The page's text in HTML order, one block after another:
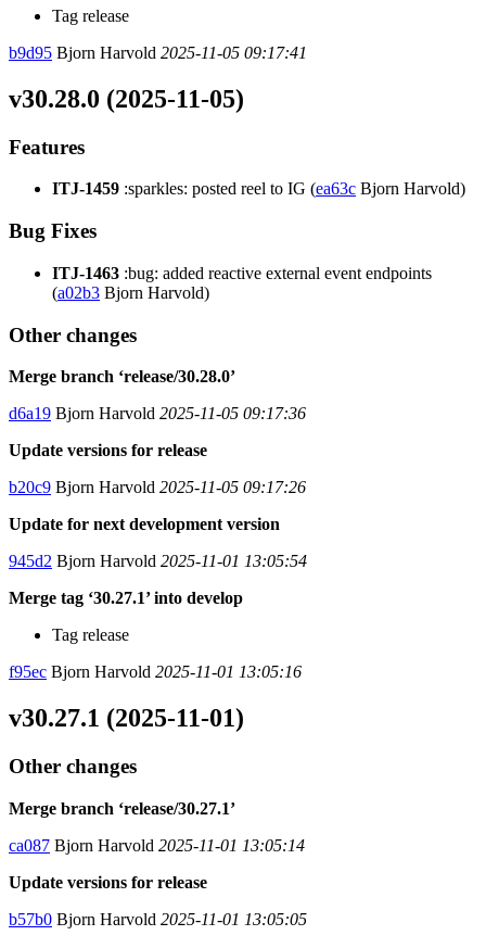
Tag release
b9d95 Bjorn Harvold 2025-11-05 09:17:41
v30.28.0 (2025-11-05)
Features
ITJ-1459 :sparkles: posted reel to IG (ea63c Bjorn Harvold)
Bug Fixes
ITJ-1463 :bug: added reactive external event endpoints
(a02b3 Bjorn Harvold)
Other changes
Merge branch ‘release/30.28.0’
d6a19 Bjorn Harvold 2025-11-05 09:17:36
Update versions for release
b20c9 Bjorn Harvold 2025-11-05 09:17:26
Update for next development version
945d2 Bjorn Harvold 2025-11-01 13:05:54
Merge tag ‘30.27.1’ into develop
Tag release
f95ec Bjorn Harvold 2025-11-01 13:05:16
v30.27.1 (2025-11-01)
Other changes
Merge branch ‘release/30.27.1’
ca087 Bjorn Harvold 2025-11-01 13:05:14
Update versions for release
b57b0 Bjorn Harvold 2025-11-01 13:05:05